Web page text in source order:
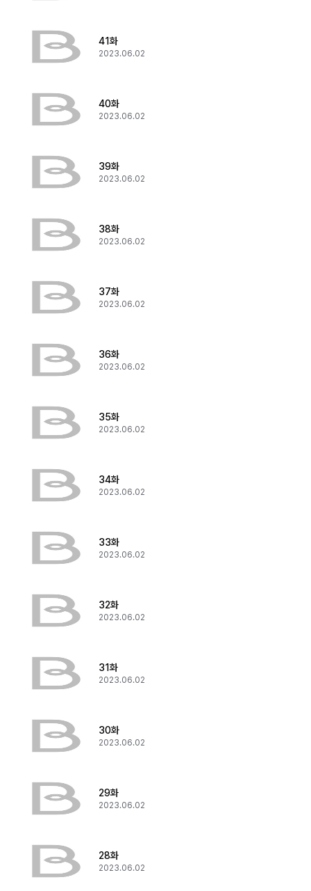
41화
2023.06.02
40화
2023.06.02
39화
2023.06.02
38화
2023.06.02
37화
2023.06.02
36화
2023.06.02
35화
2023.06.02
34화
2023.06.02
33화
2023.06.02
32화
2023.06.02
31화
2023.06.02
30화
2023.06.02
29화
2023.06.02
28화
2023.06.02